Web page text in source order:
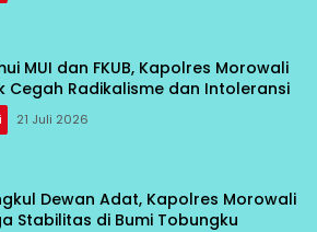
MUI dan FKUB, Kapolres Morowali
Cegah Radikalisme dan Intoleransi
21 Juli 2026
Dewan Adat, Kapolres Morowali
Stabilitas di Bumi Tobungku